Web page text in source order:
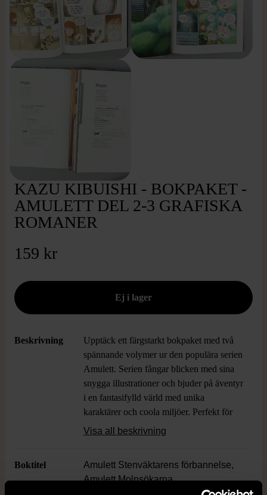
KAZU KIBUISHI - BOKPAKET -
AMULETT DEL 2-3 GRAFISKA
ROMANER
159 kr
Beskrivning
Upptäck ett färgstarkt bokpaket med två
spännande volymer ur den populära serien
Amulett. Serien fångar blicken med sina
snygga illustrationer och bjuder på äventyr
i en fantasifylld värld med unika
karaktärer och coola miljöer. Perfekt för
dig som gillar grafiska romaner och vill
Visa all beskrivning
Boktitel
Amulett Stenväktarens förbannelse,
Amulett Molnsökarna